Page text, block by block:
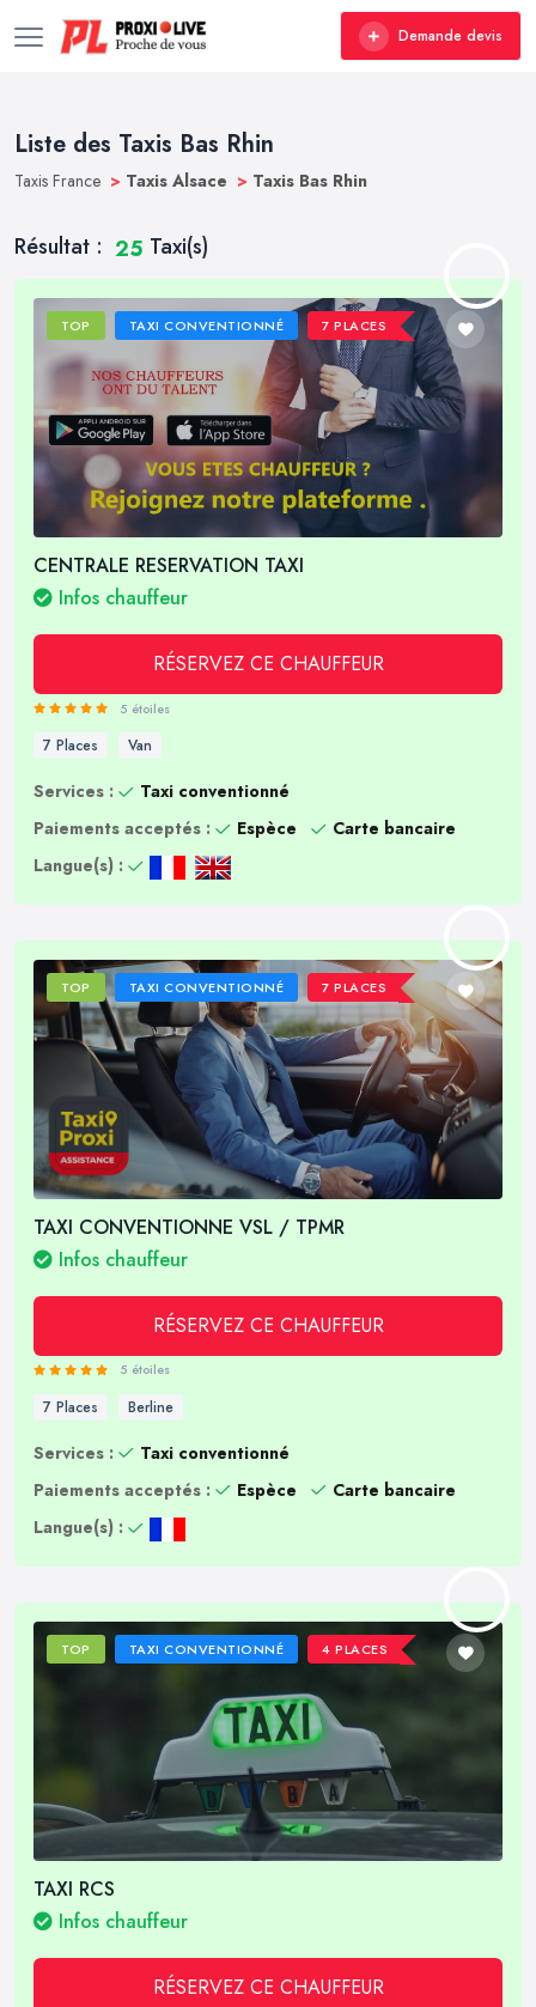
Demande devis
Liste des Taxis Bas Rhin
Taxis France > Taxis Alsace > Taxis Bas Rhin
Résultat : 25 Taxi(s)
TOP TAXI CONVENTIONNÉ 7 PLACES
CENTRALE RESERVATION TAXI
Infos chauffeur
RÉSERVEZ CE CHAUFFEUR
5 étoiles
7 Places Van
Services :
Taxi conventionné
Paiements acceptés :
Espèce
Carte bancaire
Langue(s) :
TOP TAXI CONVENTIONNÉ 7 PLACES
TAXI CONVENTIONNE VSL / TPMR
Infos chauffeur
RÉSERVEZ CE CHAUFFEUR
5 étoiles
7 Places Berline
Services :
Taxi conventionné
Paiements acceptés :
Espèce
Carte bancaire
Langue(s) :
TOP TAXI CONVENTIONNÉ 4 PLACES
TAXI RCS
Infos chauffeur
RÉSERVEZ CE CHAUFFEUR